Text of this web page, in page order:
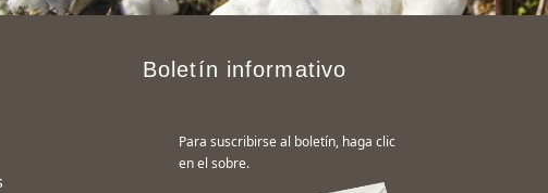
Boletín informativo
Para suscribirse al boletín, haga clic
en el sobre.